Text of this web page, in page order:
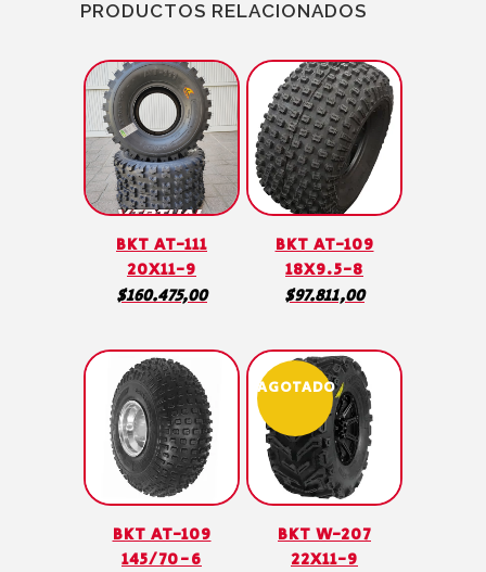
PRODUCTOS RELACIONADOS
BKT AT-111
20X11-9
$160.475,00
BKT AT-109
18X9.5-8
$97.811,00
BKT AT-109
145/70-6
AGOTADO
BKT W-207
22X11-9